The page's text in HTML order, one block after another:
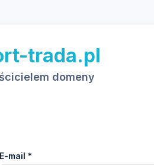
trada.pl
domeny
E-mail *